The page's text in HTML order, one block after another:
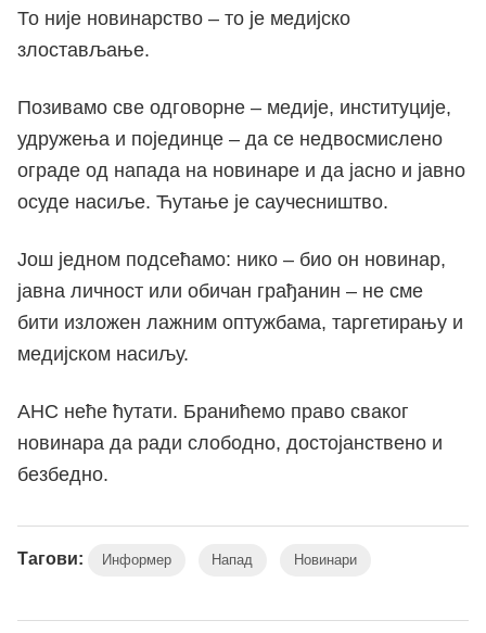
То није новинарство – то је медијско
злостављање.
Позивамо све одговорне – медије, институције,
удружења и појединце – да се недвосмислено
ограде од напада на новинаре и да јасно и јавно
осуде насиље. Ћутање је саучесништво.
Још једном подсећамо: нико – био он новинар,
јавна личност или обичан грађанин – не сме
бити изложен лажним оптужбама, таргетирању и
медијском насиљу.
АНС неће ћутати. Бранићемо право сваког
новинара да ради слободно, достојанствено и
безбедно.
Тагови: Информер Напад Новинари